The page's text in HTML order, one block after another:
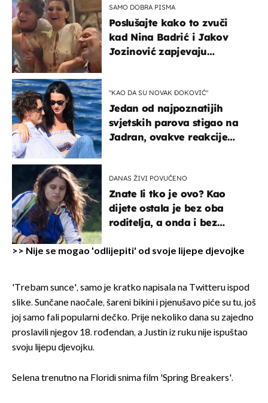
SAMO DOBRA PISMA
Poslušajte kako to zvuči
kad Nina Badrić i Jakov
Jozinović zapjevaju
"KAO DA SU NOVAK ĐOKOVIĆ"
Jedan od najpoznatijih
svjetskih parova stigao na
Jadran, ovakve reakcije
DANAS ŽIVI POVUČENO
Znate li tko je ovo? Kao
dijete ostala je bez oba
roditelja, a onda i bez
naslijediti
>> Nije se mogao 'odlijepiti' od svoje lijepe djevojke
'Trebam sunce', samo je kratko napisala na Twitteru ispod
slike. Sunčane naočale, šareni bikini i pjenušavo piće su tu, još
joj samo fali popularni dečko. Prije nekoliko dana su zajedno
proslavili njegov 18. rođendan, a Justin iz ruku nije ispuštao
svoju lijepu djevojku.
Selena trenutno na Floridi snima film 'Spring Breakers'.